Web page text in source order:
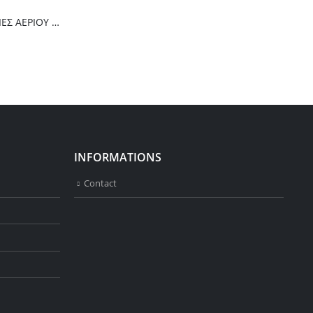
Thermogatz ΕΣΤΙΕΣ ΑΕΡΙΟΥ TGC 2460 GL
INFORMATIONS
Contact